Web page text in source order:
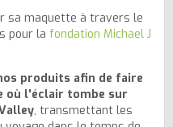
sa maquette à travers le
pour la fondation Michael J
produits afin de faire
où l'éclair tombe sur
, transmettant les